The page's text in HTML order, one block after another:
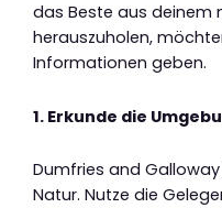
das Beste aus deinem
herauszuholen,
Informationen geben.
1. Erkunde die
Dumfries and
Natur. Nutze die